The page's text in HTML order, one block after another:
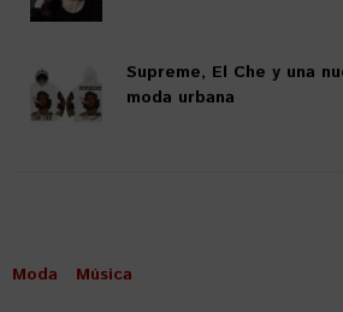
Supreme, El Che y una
moda urbana
Moda Música